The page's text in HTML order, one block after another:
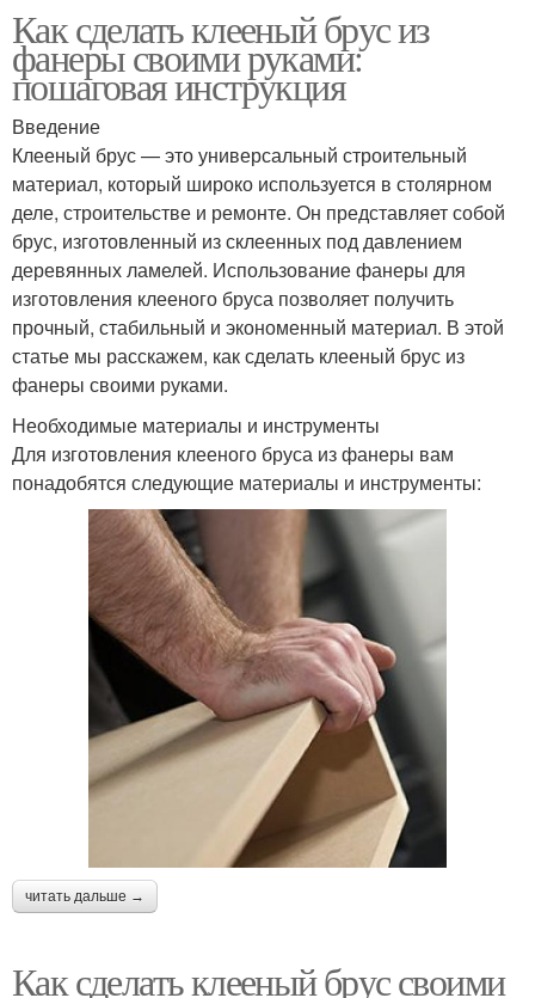
Как сделать клееный брус из
фанеры своими руками:
пошаговая инструкция
Введение
Клееный брус — это универсальный строительный
материал, который широко используется в столярном
деле, строительстве и ремонте. Он представляет собой
брус, изготовленный из склеенных под давлением
деревянных ламелей. Использование фанеры для
изготовления клееного бруса позволяет получить
прочный, стабильный и экономенный материал. В этой
статье мы расскажем, как сделать клееный брус из
фанеры своими руками.
Необходимые материалы и инструменты
Для изготовления клееного бруса из фанеры вам
понадобятся следующие материалы и инструменты:
читать дальше →
Как сделать клееный брус своими